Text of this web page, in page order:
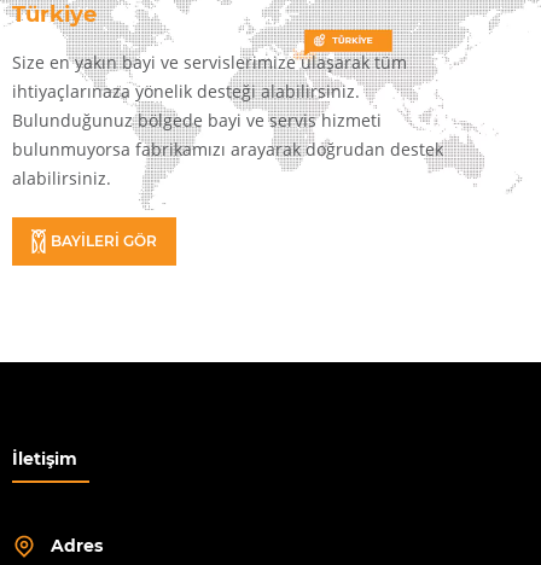
Türkiye
Size en yakın bayi ve servislerimize ulaşarak tüm
ihtiyaçlarınaza yönelik desteği alabilirsiniz.
Bulunduğunuz bölgede bayi ve servis hizmeti
bulunmuyorsa fabrikamızı arayarak doğrudan destek
alabilirsiniz.
BAYİLERİ GÖR
İletişim
Adres